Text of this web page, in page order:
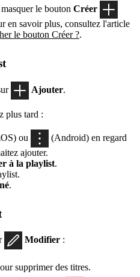
le bouton Créer
en savoir plus, consultez l'article
le bouton Créer ?.
Ajouter
plus tard :
ou
(Android) en regard
ajouter.
à la playlist.
.
Modifier :
supprimer des titres.